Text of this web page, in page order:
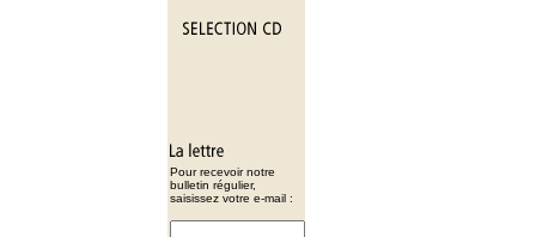
Pour recevoir notre
bulletin régulier,
saisissez votre e-mail :